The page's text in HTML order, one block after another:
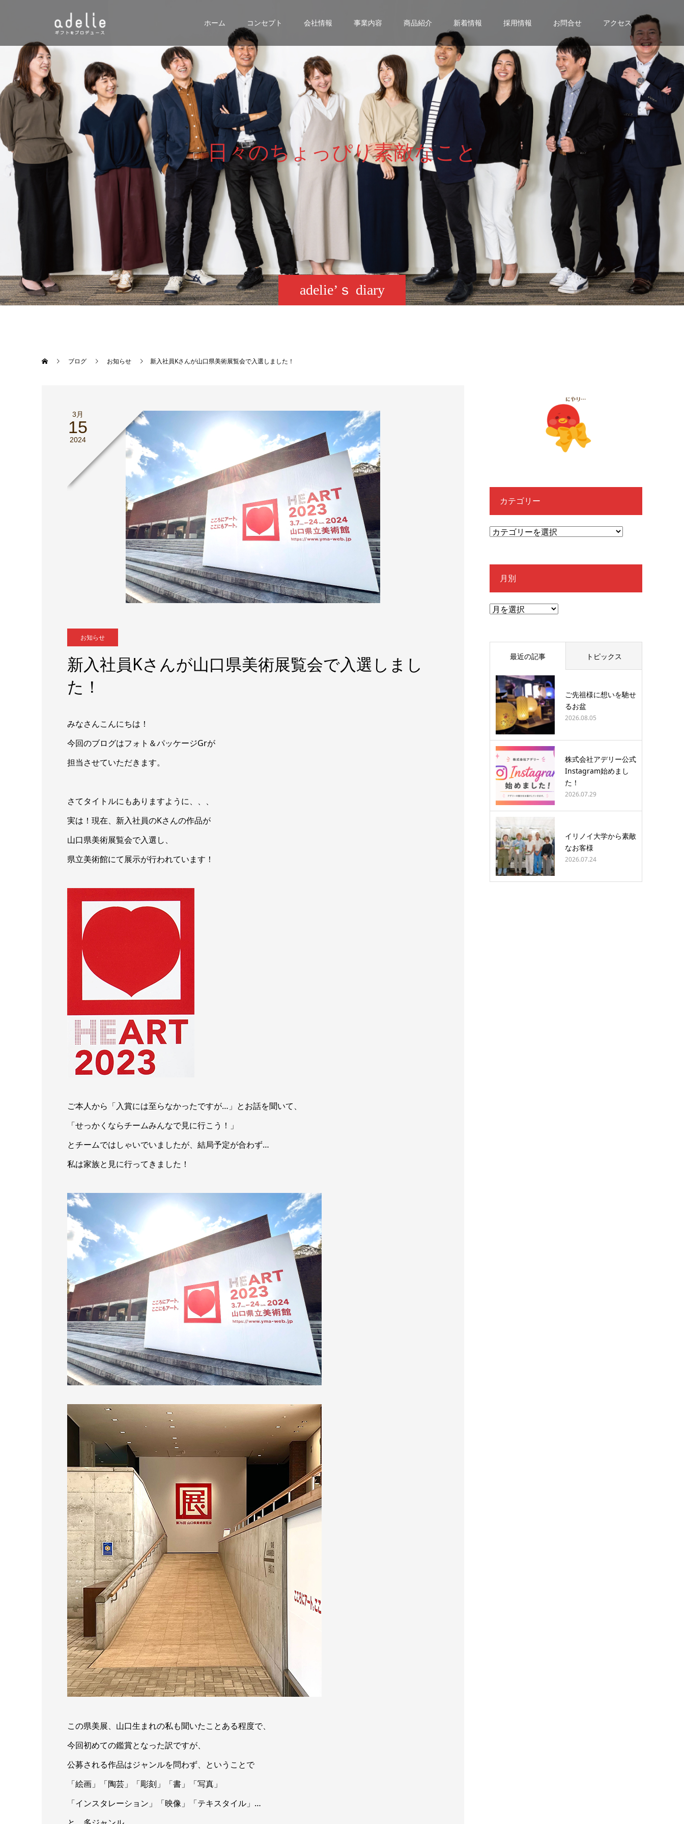
ホーム コンセプト 会社情報 事業内容 商品紹介 新着情報 採用情報 お問合せ アクセス
adelie’ｓ diary
日 々のちょ っ ぴり素敵なこ と
ブログ お知らせ 新入社員Kさんが山口県美術展覧会で入選しました！
3月
15
2024
お知らせ
新入社員Kさんが山口県美術展覧会で入選しまし
た！
みなさんこんにちは！
今回のブログはフォト＆パッケージGrが
担当させていただきます。
さてタイトルにもありますように、、、
実は！現在、新入社員のKさんの作品が
山口県美術展覧会で入選し、
県立美術館にて展示が行われています！
ご本人から「入賞には至らなかったですが…」とお話を聞いて、
「せっかくならチームみんなで見に行こう！」
とチームではしゃいでいましたが、結局予定が合わず…
私は家族と見に行ってきました！
この県美展、山口生まれの私も聞いたことある程度で、
今回初めての鑑賞となった訳ですが、
公募される作品はジャンルを問わず、ということで
「絵画」「陶芸」「彫刻」「書」「写真」
「インスタレーション」「映像」「テキスタイル」…
カテゴリー
月別
最近の記事 トピックス
ご先祖様に想いを馳せ
るお盆
2026.08.05
株式会社アデリー公式
Instagram始めまし
た！
2026.07.29
イリノイ大学から素敵
なお客様
2026.07.24